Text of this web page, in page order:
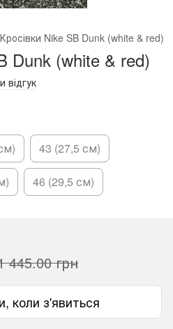
Кросівки Nike SB Dunk (white & red)
Dunk (white & red)
відгук
43 (27,5 см)
46 (29,5 см)
445.00 грн
коли з'явиться